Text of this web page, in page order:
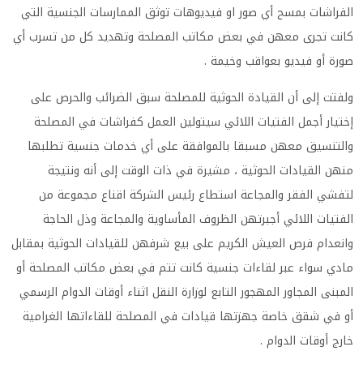
الفراشات بمسح أي صور او فيديوهات توثق الممارسات الجنسية التي
كانت تجری معهن في بعض مكاتب المصلحة وتهديد كل من تسرب أي
صورة أو فيديو بعواقب وخيمة .
ولفتت إلی أن القيادة الحوثية للمصلحة سبق الضرائب والحرص علی
إختيار أجمل الفتيات اللائي سيتولين العمل كفراشات في المصلحة
والتنسيق معهن مسبقا بالموافقة علی أي خدمات جنسية تطلبها
منهن القيادات الحوثية ، مشيرة في ذات الوقت إلی أنه ونتيجة
لتفشي الفقر والمجاعة استطاع رئيس الشركة اقناع مجموعة من
الفتيات اللائي أجبرتهن الظروف المأساوية والمجاعة وذل الحاجة
وانعدام فرص العيش الكريم علی بيع شرفهن للقيادات الحوثية بمقابل
مادي سواء عبر لقاءات جنسية كانت تتم في بعض مكاتب المصلحة أو
المبنی المجاور المهجور التابع لوزارة النقل اثناء أوقات الدوام الرسمي
أو في شقق خاصة جهزتها قيادات في المصلحة للقاءاتها الغرامية
خارج أوقات الدوام .